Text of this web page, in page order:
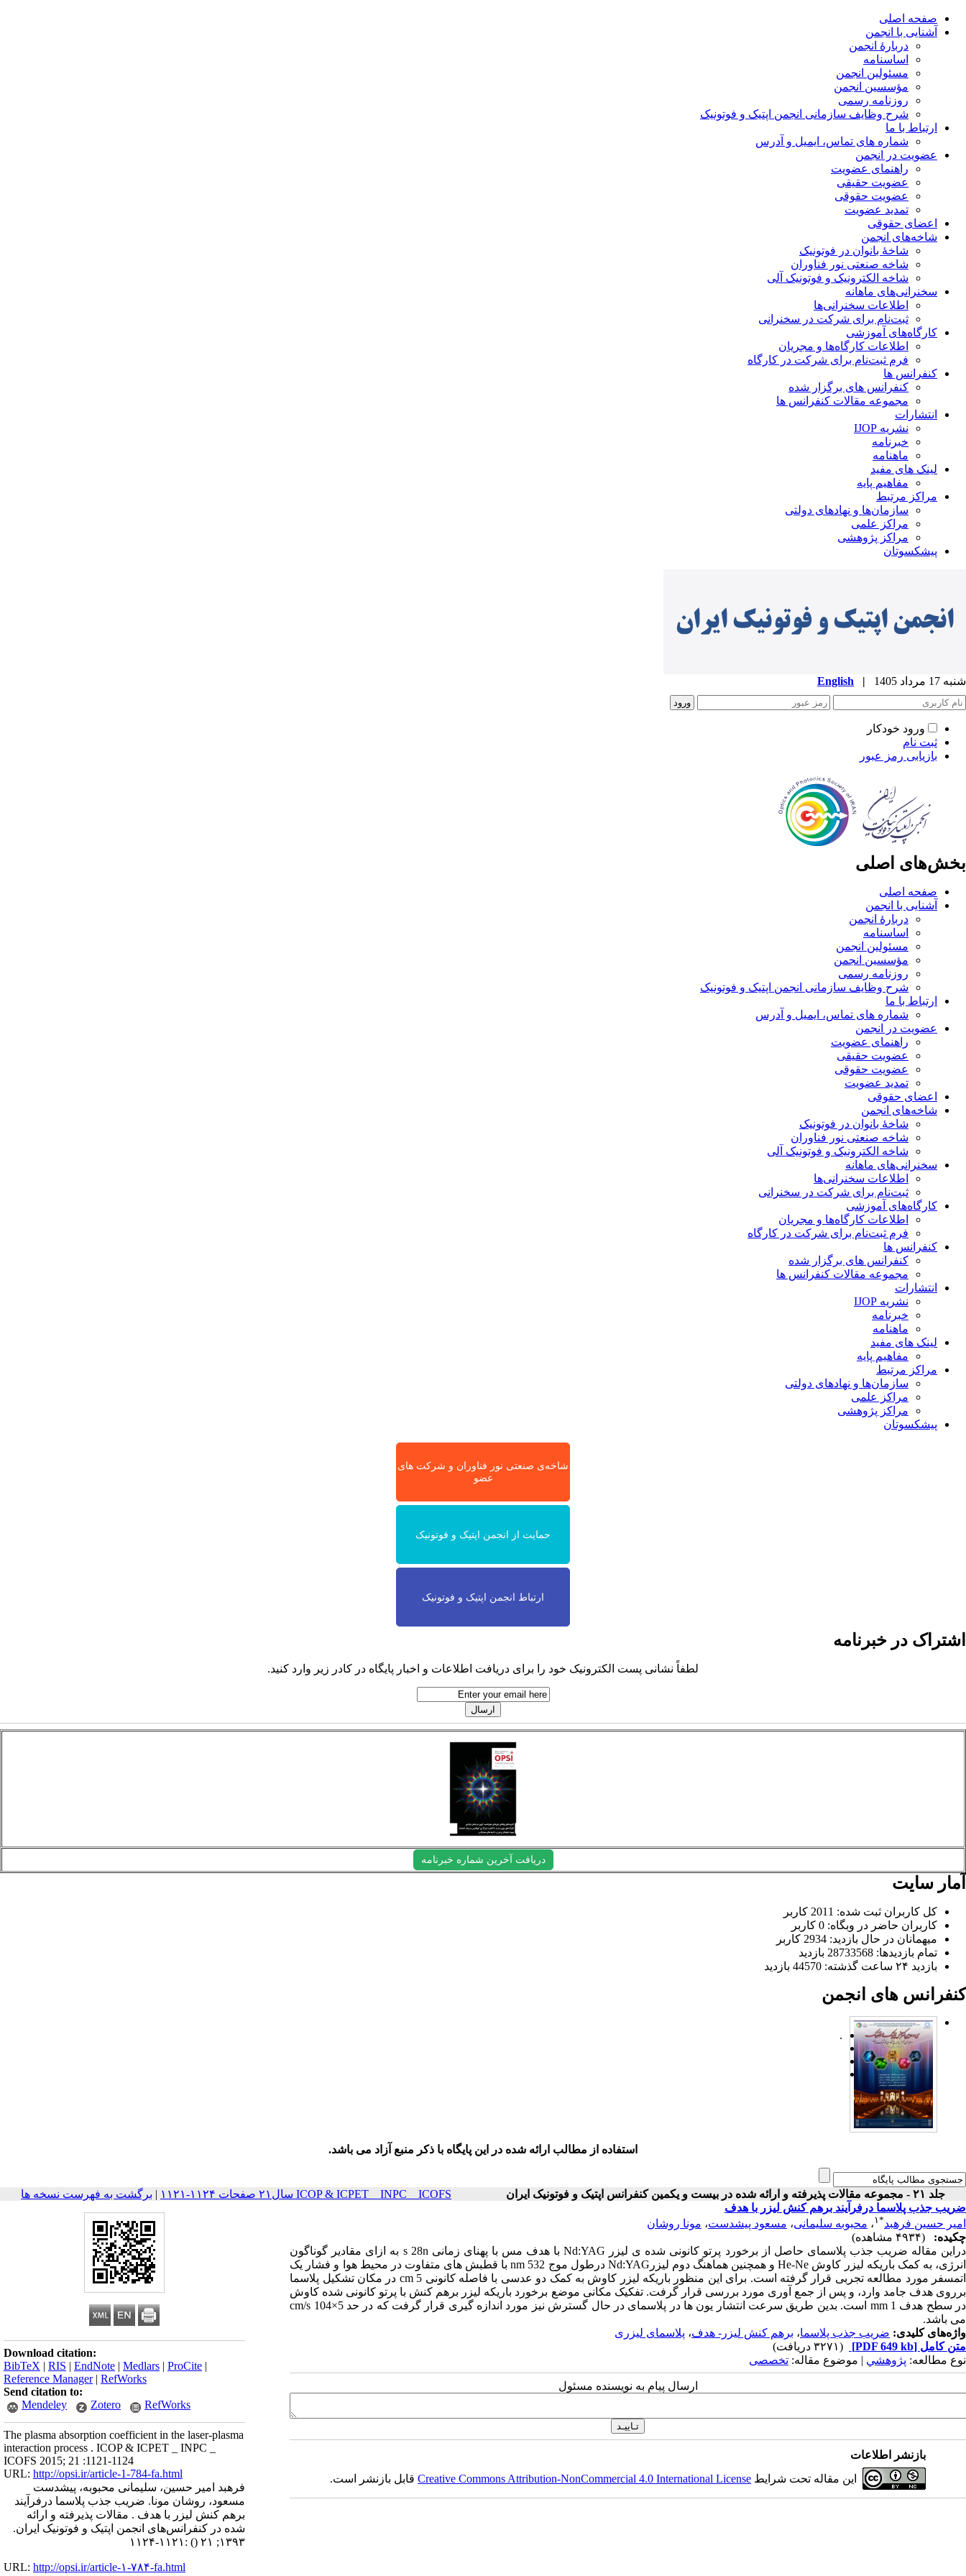
صفحه اصلی
آشنایی با انجمن
دربارۀ انجمن
اساسنامه
مسئولین انجمن
مؤسسین انجمن
روزنامه رسمی
شرح وظایف سازمانی انجمن اپتیک و فوتونیک
ارتباط با ما
شماره های تماس، ایمیل و آدرس
عضویت در انجمن
راهنمای عضویت
عضویت حقیقی
عضویت حقوقی
تمدید عضویت
اعضای حقوقی
شاخه‌های انجمن
شاخۀ بانوان در فوتونیک
شاخه صنعتی نور فناوران
شاخه‌ الکترونیک و فوتونیک آلی
سخنرانی‌های ماهانه
اطلاعات سخنرانی‌‌ها
ثبت‌نام برای شرکت در سخنرانی
کارگاه‌های آموزشی
اطلاعات کارگاه‌ها و مجریان
فرم ثبت‌نام برای شرکت در کارگاه
کنفرانس ها
کنفرانس های برگزار شده
مجموعه مقالات کنفرانس ها
انتشارات
نشریه IJOP
خبرنامه
ماهنامه
لینک های مفید
مفاهیم پایه
مراکز مرتبط
سازمان‌ها و نهادهای دولتی
مراکز علمی
مراکز پژوهشی
پیشکسوتان
شنبه 17 مرداد 1405 |
English
ورود خودکار
ثبت نام
بازیابی رمز عبور
بخش‌های اصلی
صفحه اصلی
آشنایی با انجمن
دربارۀ انجمن
اساسنامه
مسئولین انجمن
مؤسسین انجمن
روزنامه رسمی
شرح وظایف سازمانی انجمن اپتیک و فوتونیک
ارتباط با ما
شماره های تماس، ایمیل و آدرس
عضویت در انجمن
راهنمای عضویت
عضویت حقیقی
عضویت حقوقی
تمدید عضویت
اعضای حقوقی
شاخه‌های انجمن
شاخۀ بانوان در فوتونیک
شاخه صنعتی نور فناوران
شاخه‌ الکترونیک و فوتونیک آلی
سخنرانی‌های ماهانه
اطلاعات سخنرانی‌‌ها
ثبت‌نام برای شرکت در سخنرانی
کارگاه‌های آموزشی
اطلاعات کارگاه‌ها و مجریان
فرم ثبت‌نام برای شرکت در کارگاه
کنفرانس ها
کنفرانس های برگزار شده
مجموعه مقالات کنفرانس ها
انتشارات
نشریه IJOP
خبرنامه
ماهنامه
لینک های مفید
مفاهیم پایه
مراکز مرتبط
سازمان‌ها و نهادهای دولتی
مراکز علمی
مراکز پژوهشی
پیشکسوتان
شاخه‌ی صنعتی نور فناوران و شرکت های
عضو
حمایت از انجمن اپتیک و فوتونیک
ارتباط انجمن اپتیک و فوتونیک
اشتراک در خبرنامه
لطفاً نشانی پست الکترونیک خود را برای دریافت اطلاعات و اخبار پایگاه در کادر زیر وارد کنید.
دریافت آخرین شماره خبرنامه
آمار سایت
کل کاربران ثبت شده: 2011 کاربر
کاربران حاضر در وبگاه: 0 کاربر
میهمانان در حال بازدید: 2934 کاربر
تمام بازدید‌ها: 28733568 بازدید
بازدید ۲۴ ساعت گذشته: 44570 بازدید
کنفرانس های انجمن
.
استفاده از مطالب ارائه شده در این پایگاه با ذکر منبع آزاد می باشد.
جلد ۲۱ - مجموعه مقالات پذیرفته و ارائه شده در بیست و یکمین کنفرانس اپتیک و فوتونیک ایران ICOP & ICPET _ INPC _ ICOFS سال۲۱ صفحات ۱۱۲۴-۱۱۲۱ | برگشت به فهرست نسخه ها
Download citation:
BibTeX | RIS | EndNote | Medlars | ProCite |
Reference Manager| RefWorks
Send citation to:
Mendeley
Zotero RefWorks
The plasma absorption coefficient in the laser-plasma
interaction process . ICOP & ICPET _ INPC _
ICOFS 2015; 21 :1121-1124
URL: http://opsi.ir/article-1-784-fa.html
فرهبد امیر حسین، سلیمانی محبوبه، پیشدست
مسعود، روشان مونا. ضریب جذب پلاسما درفرآیند
برهم کنش لیزر با هدف . مقالات پذیرفته و ارائه
شده در کنفرانس‌های انجمن اپتیک و فوتونیک ایران.
۱۳۹۳; ۲۱
() :۱۱۲۱-۱۱۲۴
URL: http://opsi.ir/article-۱-۷۸۴-fa.html
ضریب جذب پلاسما درفرآیند برهم کنش لیزر با هدف
امیر حسین فرهبد*۱ ، محبوبه سلیمانی، مسعود پیشدست، مونا روشان
چکیده:
(۴۹۳۴ مشاهده)
دراین مقاله ضریب جذب پلاسمای حاصل از برخورد پرتو کانونی شده ی لیزر Nd:YAG با هدف مس با پهنای زمانی n‏s 28 به ازای مقادیر گوناگون
انرژی، به کمک باریکه لیزر کاوش He-Ne و همچنین هماهنگ دوم لیزرNd:YAG درطول موج nm 532 با قطبش های متفاوت در محیط هوا و فشار یک
اتمسفر مورد مطالعه تجربی قرار گرفته است. برای این منظور باریکه لیزر کاوش به کمک دو عدسی با فاصله کانونی cm 5 در مکان تشکیل پلاسما
برروی هدف جامد وارد، و پس از جمع آوری مورد بررسی قرار گرفت. تفکیک مکانی موضع برخورد باریکه لیزر برهم کنش با پرتو کانونی شده کاوش
در سطح هدف mm 1 است. بدین طریق سرعت انتشار یون ها در پلاسمای در حال گسترش نیز مورد اندازه گیری قرار گرفت که در حد cm/s 104×5
می باشد.
واژه‌های کلیدی: ضریب جذب پلاسما، برهم کنش لیزر- هدف، پلاسمای لیزری
متن کامل [PDF 649 kb]
(۳۲۷۱ دریافت)
نوع مطالعه: پژوهشي | موضوع مقاله: تخصصی
ارسال پیام به نویسنده مسئول
بازنشر اطلاعات
این مقاله تحت شرایط Creative Commons Attribution-NonCommercial 4.0 International Licenseقابل بازنشر است.